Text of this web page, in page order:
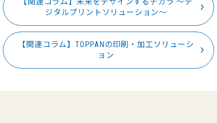
ジタルプリントソリューション～
【関連コラム】TOPPANの印刷・加工ソリューシ
ョン